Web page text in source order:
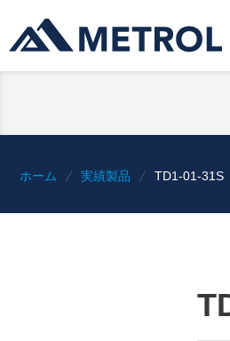
ホーム 実績製品 TD1-01-31S